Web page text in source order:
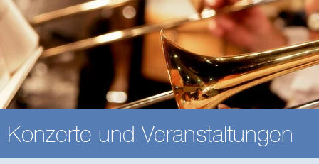
Konzerte und Veranstaltungen